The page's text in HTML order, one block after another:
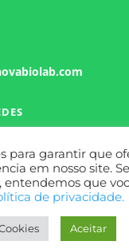
porWert Comunicação.
para garantir que
em nosso site.
entendemos que
de privacidade.
Aceitar